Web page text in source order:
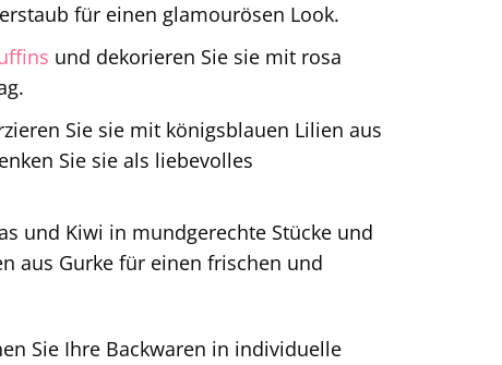
für einen glamourösen Look.
und dekorieren Sie sie mit rosa
Sie sie mit königsblauen Lilien aus
Sie sie als liebevolles
und Kiwi in mundgerechte Stücke und
aus Gurke für einen frischen und
Sie Ihre Backwaren in individuelle